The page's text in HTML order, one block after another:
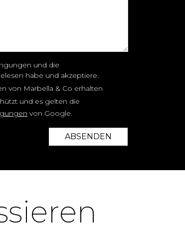
und die
habe und akzeptiere.
von Marbella & Co erhalten
und es gelten die
von Google.
ABSENDEN